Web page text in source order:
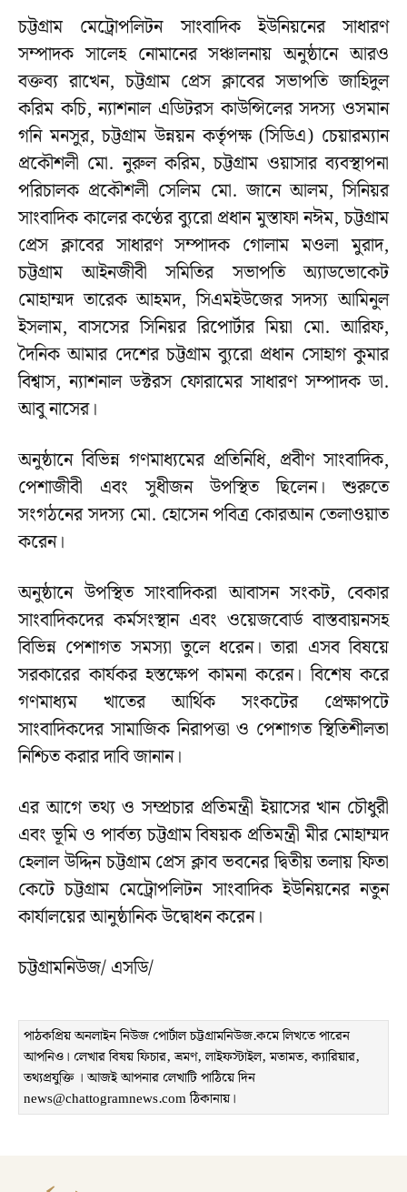
চট্টগ্রাম মেট্রোপলিটন সাংবাদিক ইউনিয়নের সাধারণ
সম্পাদক সালেহ নোমানের সঞ্চালনায় অনুষ্ঠানে আরও
বক্তব্য রাখেন, চট্টগ্রাম প্রেস ক্লাবের সভাপতি জাহিদুল
করিম কচি, ন্যাশনাল এডিটরস কাউন্সিলের সদস্য ওসমান
গনি মনসুর, চট্টগ্রাম উন্নয়ন কর্তৃপক্ষ (সিডিএ) চেয়ারম্যান
প্রকৌশলী মো. নুরুল করিম, চট্টগ্রাম ওয়াসার ব্যবস্থাপনা
পরিচালক প্রকৌশলী সেলিম মো. জানে আলম, সিনিয়র
সাংবাদিক কালের কণ্ঠের ব্যুরো প্রধান মুস্তাফা নঈম, চট্টগ্রাম
প্রেস ক্লাবের সাধারণ সম্পাদক গোলাম মওলা মুরাদ,
চট্টগ্রাম আইনজীবী সমিতির সভাপতি অ্যাডভোকেট
মোহাম্মদ তারেক আহমদ, সিএমইউজের সদস্য আমিনুল
ইসলাম, বাসসের সিনিয়র রিপোর্টার মিয়া মো. আরিফ,
দৈনিক আমার দেশের চট্টগ্রাম ব্যুরো প্রধান সোহাগ কুমার
বিশ্বাস, ন্যাশনাল ডক্টরস ফোরামের সাধারণ সম্পাদক ডা.
আবু নাসের।
অনুষ্ঠানে বিভিন্ন গণমাধ্যমের প্রতিনিধি, প্রবীণ সাংবাদিক,
পেশাজীবী এবং সুধীজন উপস্থিত ছিলেন। শুরুতে
সংগঠনের সদস্য মো. হোসেন পবিত্র কোরআন তেলাওয়াত
করেন।
অনুষ্ঠানে উপস্থিত সাংবাদিকরা আবাসন সংকট, বেকার
সাংবাদিকদের কর্মসংস্থান এবং ওয়েজবোর্ড বাস্তবায়নসহ
বিভিন্ন পেশাগত সমস্যা তুলে ধরেন। তারা এসব বিষয়ে
সরকারের কার্যকর হস্তক্ষেপ কামনা করেন। বিশেষ করে
গণমাধ্যম খাতের আর্থিক সংকটের প্রেক্ষাপটে
সাংবাদিকদের সামাজিক নিরাপত্তা ও পেশাগত স্থিতিশীলতা
নিশ্চিত করার দাবি জানান।
এর আগে তথ্য ও সম্প্রচার প্রতিমন্ত্রী ইয়াসের খান চৌধুরী
এবং ভূমি ও পার্বত্য চট্টগ্রাম বিষয়ক প্রতিমন্ত্রী মীর মোহাম্মদ
হেলাল উদ্দিন চট্টগ্রাম প্রেস ক্লাব ভবনের দ্বিতীয় তলায় ফিতা
কেটে চট্টগ্রাম মেট্রোপলিটন সাংবাদিক ইউনিয়নের নতুন
কার্যালয়ের আনুষ্ঠানিক উদ্বোধন করেন।
চট্টগ্রামনিউজ/ এসডি/
পাঠকপ্রিয় অনলাইন নিউজ পোর্টাল চট্টগ্রামনিউজ.কমে লিখতে পারেন
আপনিও। লেখার বিষয় ফিচার, ভ্রমণ, লাইফস্টাইল, মতামত, ক্যারিয়ার,
তথ্যপ্রযুক্তি । আজই আপনার লেখাটি পাঠিয়ে দিন
news@chattogramnews.com ঠিকানায়।